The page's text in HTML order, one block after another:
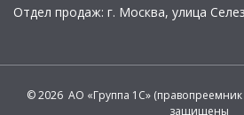
Отдел продаж: г. Москва, улица
© 2026 АО «Группа 1С» (правопреемник
защищены